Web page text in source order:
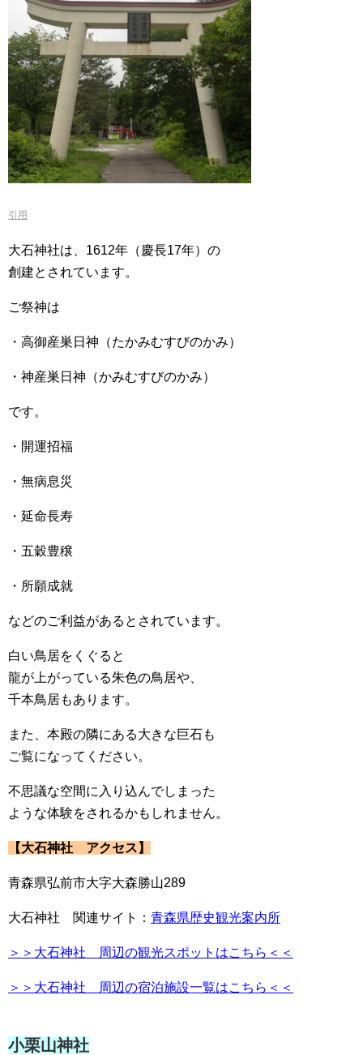
引用
大石神社は、1612年（慶長17年）の
創建とされています。
ご祭神は
・高御産巣日神（たかみむすびのかみ）
・神産巣日神（かみむすびのかみ）
です。
・開運招福
・無病息災
・延命長寿
・五穀豊穣
・所願成就
などのご利益があるとされています。
白い鳥居をくぐると
龍が上がっている朱色の鳥居や、
千本鳥居もあります。
また、本殿の隣にある大きな巨石も
ご覧になってください。
不思議な空間に入り込んでしまった
ような体験をされるかもしれません。
【大石神社 アクセス】
青森県弘前市大字大森勝山289
大石神社 関連サイト： 青森県歴史観光案内所
＞＞大石神社 周辺の観光スポットはこちら＜＜
＞＞大石神社 周辺の宿泊施設一覧はこちら＜＜
小栗山神社